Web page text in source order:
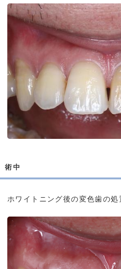
術中
ホワイトニング後の変色歯の処